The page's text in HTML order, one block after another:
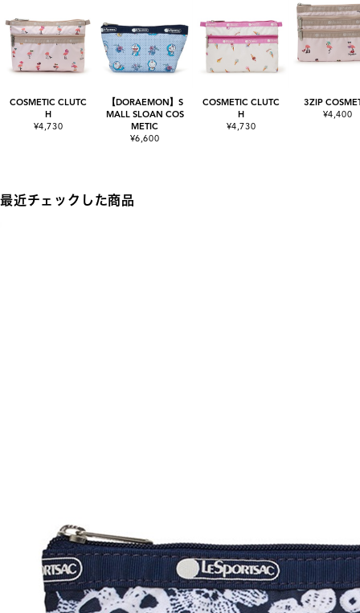
COSMETIC CLUTC
H
¥4,730
【DORAEMON】S
MALL SLOAN COS
METIC
¥6,600
COSMETIC CLUTC
H
¥4,730
3ZIP
¥4,400
最近チェックした商品